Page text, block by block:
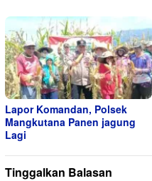
Lapor Komandan, Polsek
Mangkutana Panen jagung
Lagi
Tinggalkan Balasan